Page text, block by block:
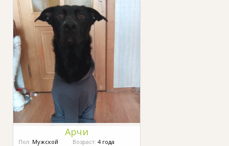
Арчи
Пол: Мужской Возраст: 4 года